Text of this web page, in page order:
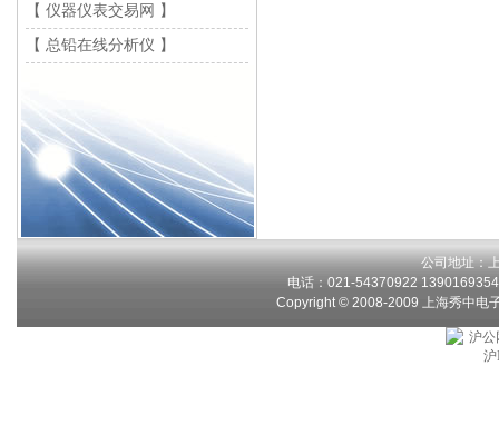
【 仪器仪表交易网 】
【 总铅在线分析仪 】
公司地址：
电话：021-54370922
Copyright © 2008-2009 上海秀中电
沪公
沪